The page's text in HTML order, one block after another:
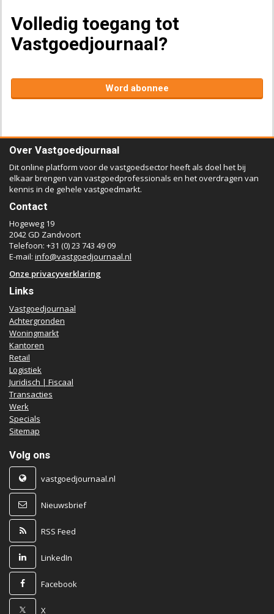
Volledig toegang tot
Vastgoedjournaal?
Word abonnee
Over Vastgoedjournaal
Dit online platform voor de vastgoedsector heeft als doel het bij
elkaar brengen van vastgoedprofessionals en het overdragen van
kennis in de gehele vastgoedmarkt.
Contact
Hogeweg 19
2042 GD Zandvoort
Telefoon: +31 (0) 23 743 49 09
E-mail: info@vastgoedjournaal.nl
Onze privacyverklaring
Links
Vastgoedjournaal
Achtergronden
Woningmarkt
Kantoren
Retail
Logistiek
Juridisch | Fiscaal
Transacties
Werk
Specials
Sitemap
Volg ons
vastgoedjournaal.nl
Nieuwsbrief
RSS Feed
LinkedIn
Facebook
X